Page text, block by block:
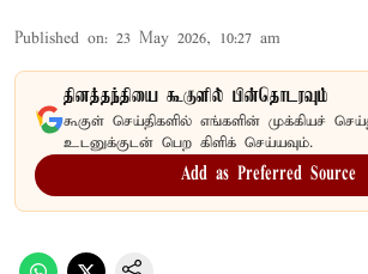
Published on: 23 May 2026, 10:27 am
தினத்தந்தியை கூகுளில் பின்தொடரவும்
கூகுள் செய்திகளில் எங்களின் முக்கியச்
உடனுக்குடன் பெற கிளிக் செய்யவும்.
Add as Preferred Source